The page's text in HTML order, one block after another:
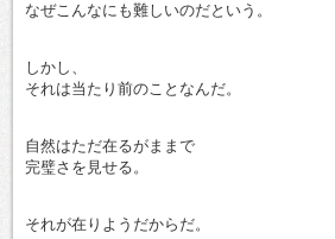
なぜこんなにも難しいのだという。
しかし、
それは当たり前のことなんだ。
自然はただ在るがままで
完璧さを見せる。
それが在りようだからだ。